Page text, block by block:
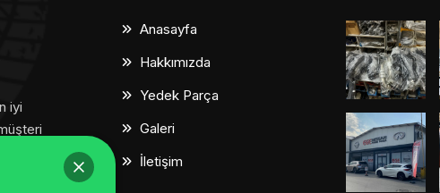
iyi
Anasayfa
Hakkımızda
Yedek Parça
Galeri
İletişim